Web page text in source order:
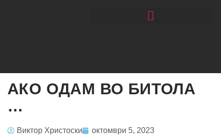
АКО ОДАМ ВО БИТОЛА
…
Виктор Христоски октомври 5, 2023